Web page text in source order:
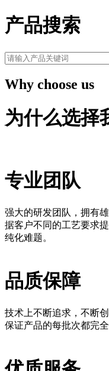
产品搜索
Why choose us
为什么选择
专业团队
强大的研发团队，拥有
据客户不同的工艺要求
纯化难题。
品质保障
技术上不断追求，不断
保证产品的每批次都完